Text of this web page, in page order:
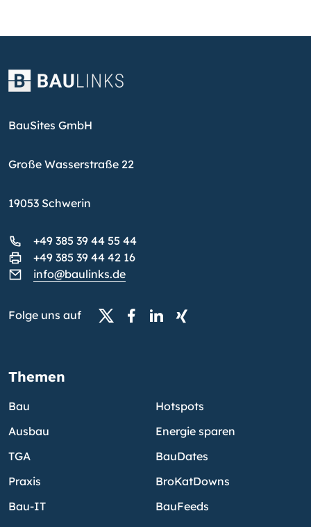
BauSites GmbH
Große Wasserstraße 22
19053 Schwerin
+49 385 39 44 55 44
+49 385 39 44 42 16
info@baulinks.de
Folge uns auf
Themen
Bau
Ausbau
TGA
Praxis
Bau-IT
Hotspots
Energie sparen
BauDates
BroKatDowns
BauFeeds